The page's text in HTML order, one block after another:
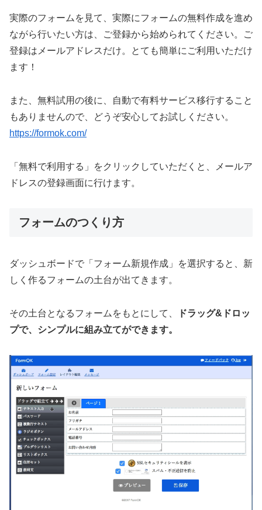
実際のフォームを見て、実際にフォームの無料作成を進め
ながら行いたい方は、ご登録から始められてください。ご
登録はメールアドレスだけ。とても簡単にご利用いただけ
ます！
また、無料試用の後に、自動で有料サービス移行すること
もありませんので、どうぞ安心してお試しください。
https://formok.com/
「無料で利用する」をクリックしていただくと、メールア
ドレスの登録画面に行けます。
フォームのつくり方
ダッシュボードで「フォーム新規作成」を選択すると、新
しく作るフォームの土台が出てきます。
その土台となるフォームをもとにして、
ドラッグ&ドロッ
プで、シンプルに組み立てができます。